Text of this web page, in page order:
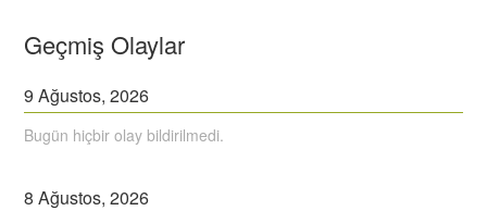
Geçmiş Olaylar
9 Ağustos,2026
Bugün hiçbir olay bildirilmedi.
8 Ağustos,2026